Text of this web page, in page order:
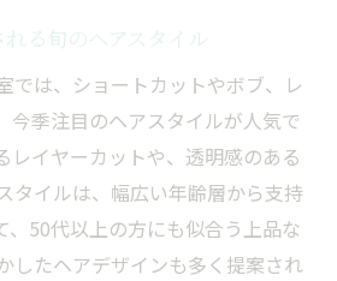
る旬のヘアスタイル
では、ショートカットやボブ、レ
今季注目のヘアスタイルが人気で
レイヤーカットや、透明感のある
タイルは、幅広い年齢層から支持
、50代以上の方にも似合う上品な
したヘアデザインも多く提案され